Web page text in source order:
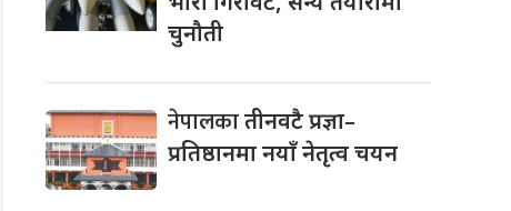
चुनौती
नेपालकातीनवटै प्रज्ञा–
प्रतिष्ठानमा नयाँ नेतृत्व चयन